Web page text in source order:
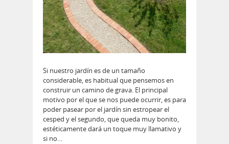
Si nuestro jardín es de un tamaño
considerable, es habitual que pensemos en
construir un camino de grava. El principal
motivo por el que se nos puede ocurrir, es para
poder pasear por el jardín sin estropear el
cesped y el segundo, que queda muy bonito,
estéticamente dará un toque muy llamativo y
si no…